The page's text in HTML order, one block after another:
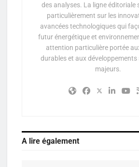
des analyses. La ligne éditoriale
particulièrement sur les
avancées technologiques qui
futur énergétique et
attention particulière portée
durables et aux
majeurs.
A lire également